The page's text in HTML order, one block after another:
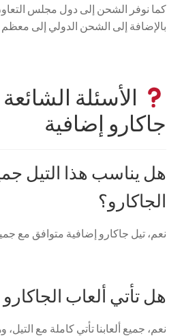
كما نوفر الشحن إلى دول مجلس
بالإضافة إلى الشحن الدولي إلى معظم
الأسئلة
جاكارو إضافية
هل يناسب هذا التيل
الجاكارو؟
نعم، تيل جاكارو إضافية متوافق مع
هل تأتي ألعاب
نعم، جميع ألعابنا تأتي كاملة مع